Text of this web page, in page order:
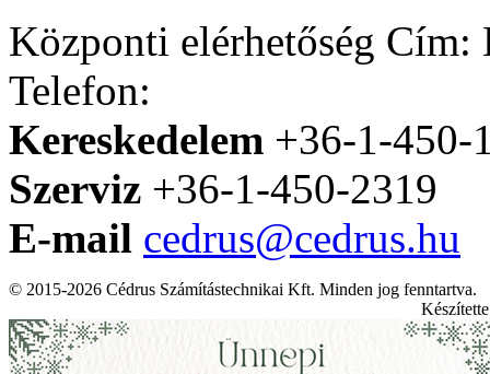
Központi elérhetőség Cím:
Telefon:
Kereskedelem +36-1-450-
Szerviz +36-1-450-2319
E-mail cedrus@cedrus.hu
© 2015-2026 Cédrus Számítástechnikai Kft. Minden jog fenntartva.